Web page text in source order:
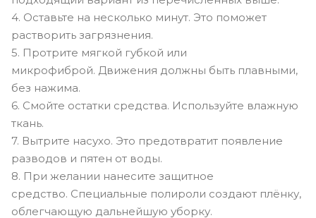
4. Оставьте на несколько минут. Это поможет
растворить загрязнения.
5. Протрите мягкой губкой или
микрофиброй. Движения должны быть плавными,
без нажима.
6. Смойте остатки средства. Используйте влажную
ткань.
7. Вытрите насухо. Это предотвратит появление
разводов и пятен от воды.
8. При желании нанесите защитное
средство. Специальные полироли создают плёнку,
облегчающую дальнейшую уборку.